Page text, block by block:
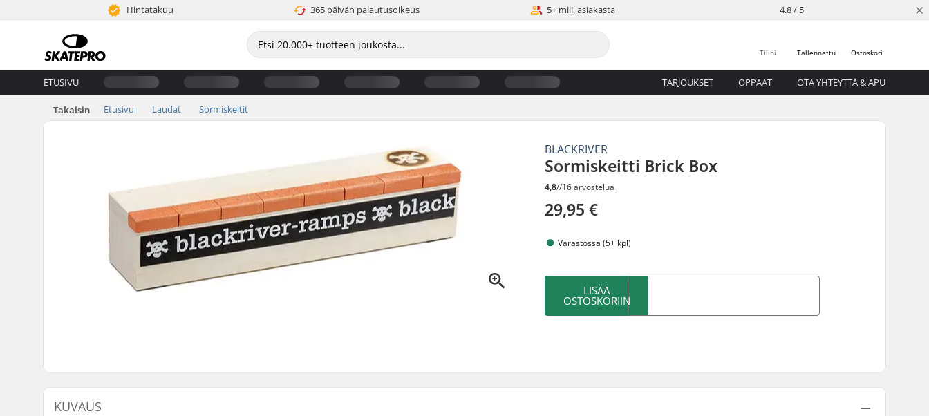
Hintatakuu 365 päivän palautusoikeus 5+ milj. asiakasta 4.8 / 5 ×
Ostoskori
Tallennettu
Tilini
ETUSIVU TARJOUKSET OPPAAT OTA YHTEYTTÄ & APU
Takaisin Etusivu Laudat Sormiskeitit
BLACKRIVER
Sormiskeitti Brick Box
4,8//16 arvostelua
29,95 €
Varastossa (5+ kpl)
LISÄÄ
OSTOSKORIIN
KUVAUS